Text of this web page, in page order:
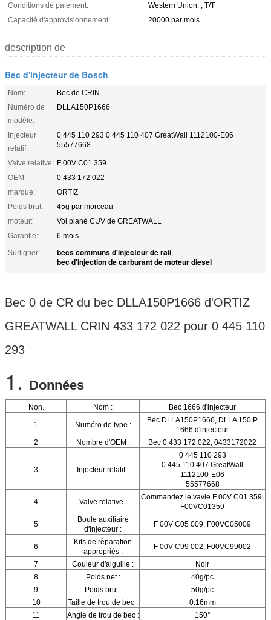
Conditions de paiement:
Western Union, , T/T
Capacité d'approvisionnement:
20000 par mois
description de
Bec d'injecteur de Bosch
Nom:
Bec de CRIN
Numéro de
modèle:
DLLA150P1666
Injecteur
relatif:
0 445 110 293 0 445 110 407 GreatWall 1112100-E06
55577668
Valve relative: F 00V C01 359
OEM:
0 433 172 022
marque:
ORTIZ
Poids brut:
45g par morceau
moteur:
Vol plané CUV de GREATWALL
Garantie:
6 mois
Surligner:
becs communs d'injecteur de rail,
bec d'injection de carburant de moteur diesel
Bec 0 de CR du bec DLLA150P1666 d'ORTIZ
GREATWALL CRIN 433 172 022 pour 0 445 110
293
1. Données
Non. Nom : Bec 1666 d'injecteur
1 Numéro de type :
Bec DLLA150P1666, DLLA 150 P
1666 d'injecteur
2
Nombre d'OEM : Bec 0 433 172 022, 0433172022
3 Injecteur relatif :
0 445 110 293
0 445 110 407 GreatWall
1112100-E06
55577668
4 Valve relative :
Commandez le vavle F 00V C01 359,
F00VC01359
5
Boule auxiliaire
d'injecteur :
F 00V C05 009, F00VC05009
6
Kits de réparation
appropriés :
F 00V C99 002, F00VC99002
7 Couleur d'aiguille :
Noir
8
Poids net :
40g/pc
9
Poids brut :
50g/pc
10
Taille de trou de bec :
0.16mm
11
Angle de trou de bec : 150°